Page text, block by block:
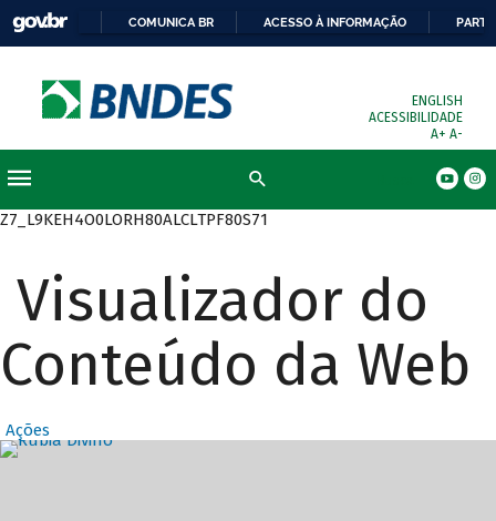
COMUNICA BR ACESSO À INFORMAÇÃO
ENGLISH
ACESSIBILIDADE
A+ A-
Z7_L9KEH4O0LORH80ALCLTPF80S71
Visualizador do
Conteúdo da Web
Ações
Destaques